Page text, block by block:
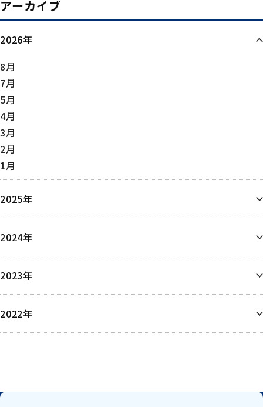
アーカイブ
2026年
8月
7月
5月
4月
3月
2月
1月
2025年
11月
10月
9月
8月
6月
1月
2024年
9月
8月
6月
5月
2023年
5月
4月
2022年